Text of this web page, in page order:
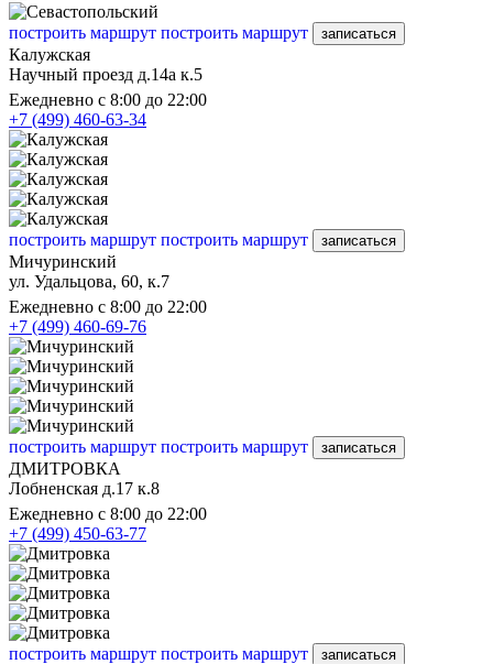
построить маршрут построить маршрут записаться
Калужская
Научный проезд д.14а к.5
Ежедневно с 8:00 до 22:00
+7 (499) 460-63-34
построить маршрут построить маршрут записаться
Мичуринский
ул. Удальцова, 60, к.7
Ежедневно с 8:00 до 22:00
+7 (499) 460-69-76
построить маршрут построить маршрут записаться
ДМИТРОВКА
Лобненская д.17 к.8
Ежедневно с 8:00 до 22:00
+7 (499) 450-63-77
построить маршрут построить маршрут записаться